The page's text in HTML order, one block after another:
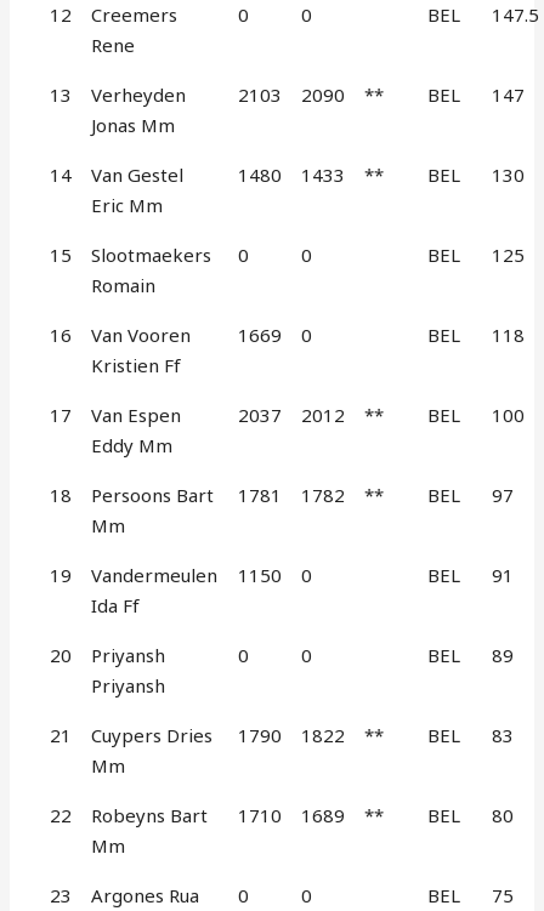
12
Creemers
Rene
0 0 BEL 147.5
13
Verheyden
Jonas Mm
2103 2090 ** BEL 147
14
Van Gestel
Eric Mm
1480 1433 ** BEL 130
15
Slootmaekers
Romain
0 0 BEL 125
16
Van Vooren
Kristien Ff
1669 0 BEL 118
17
Van Espen
Eddy Mm
2037 2012 ** BEL 100
18
Persoons Bart
Mm
1781 1782 ** BEL 97
19
Vandermeulen
Ida Ff
1150 0 BEL 91
20
Priyansh
Priyansh
0 0 BEL 89
21
Cuypers Dries
Mm
1790 1822 ** BEL 83
22
Robeyns Bart
Mm
1710 1689 ** BEL 80
23
Argones Rua
0 0 BEL 75